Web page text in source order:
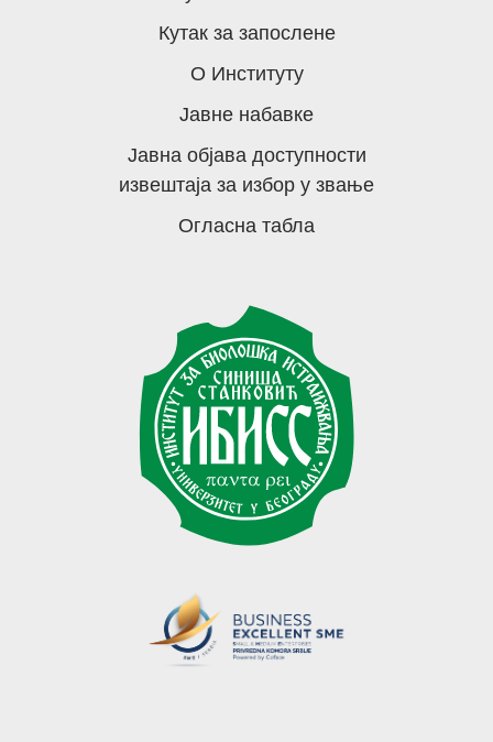
Кутак за запослене
О Институту
Јавне набавке
Јавна објава доступности
извештаја за избор у звање
Огласна табла